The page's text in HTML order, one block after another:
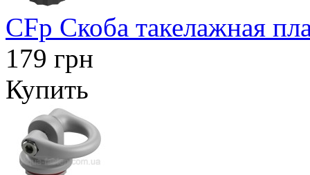
CFp Скоба такелажная
179 грн
Купить